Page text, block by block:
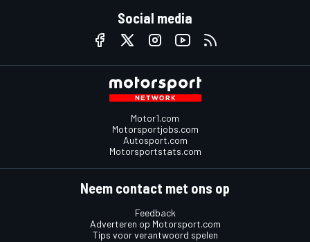
Social media
Motor1.com
Motorsportjobs.com
Autosport.com
Motorsportstats.com
Neem contact met ons op
Feedback
Adverteren op Motorsport.com
Tips voor verantwoord spelen